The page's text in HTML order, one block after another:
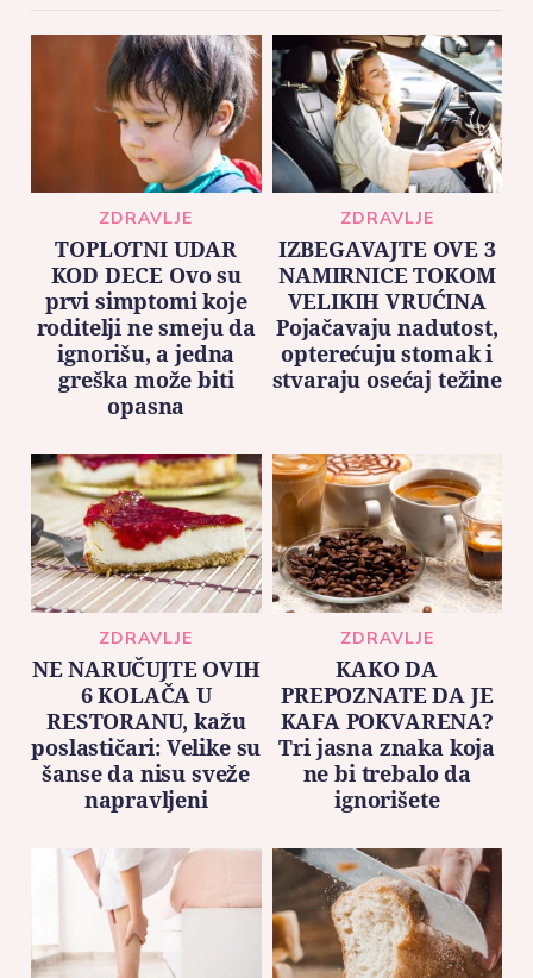
ZDRAVLJE
TOPLOTNI UDAR
KOD DECE Ovo su
prvi simptomi koje
roditelji ne smeju da
ignorišu, a jedna
greška može biti
opasna
ZDRAVLJE
IZBEGAVAJTE OVE 3
NAMIRNICE TOKOM
VELIKIH VRUĆINA
Pojačavaju nadutost,
opterećuju stomak i
stvaraju osećaj težine
ZDRAVLJE
NE NARUČUJTE OVIH
6 KOLAČA U
RESTORANU, kažu
poslastičari: Velike su
šanse da nisu sveže
napravljeni
ZDRAVLJE
KAKO DA
PREPOZNATE DA JE
KAFA POKVARENA?
Tri jasna znaka koja
ne bi trebalo da
ignorišete